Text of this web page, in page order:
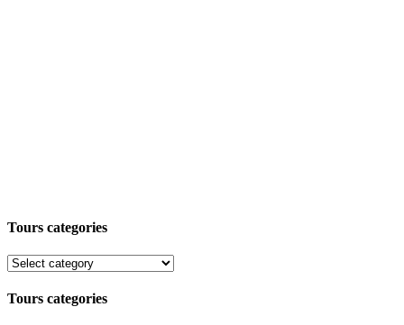
Tours categories
Tours categories